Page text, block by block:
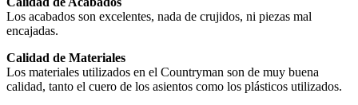
Los acabados son excelentes, nada de crujidos, ni piezas mal
encajadas.
Calidad de Materiales
Los materiales utilizados en el Countryman son de muy buena
calidad, tanto el cuero de los asientos como los plásticos utilizados.